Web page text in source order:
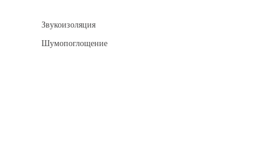
Звукоизоляция
Шумопоглощение